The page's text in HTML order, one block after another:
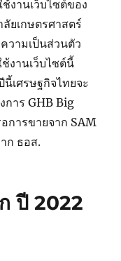
งานเว็บไซต์ของ
ยเกษตรศาสตร์
วามเป็นส่วนตัว
งานเว็บไซต์นี้
เศรษฐกิจไทยจะ
การ GHB Big
การขายจาก SAM
ก ธอส.
ปี 2022